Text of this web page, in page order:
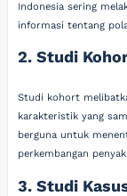
Indonesia sering
informasi tentang
2. Studi
Studi kohort
karakteristik yang
berguna untuk
perkembangan
3. Studi